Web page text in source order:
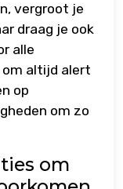
vergroot je
draag je ook
alle
om altijd alert
op
om zo
om